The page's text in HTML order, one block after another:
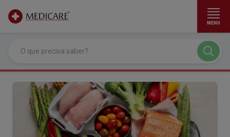
MENU